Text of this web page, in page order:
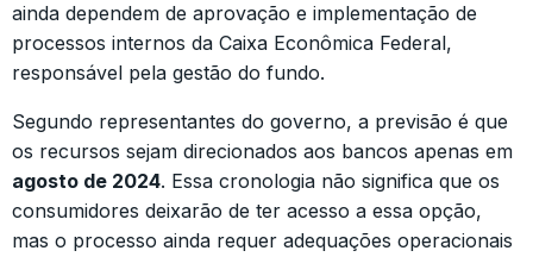
ainda dependem de aprovação e implementação de
processos internos da Caixa Econômica Federal,
responsável pela gestão do fundo.
Segundo representantes do governo, a previsão é que
os recursos sejam direcionados aos bancos apenas em
agosto de 2024. Essa cronologia não significa que os
consumidores deixarão de ter acesso a essa opção,
mas o processo ainda requer adequações operacionais